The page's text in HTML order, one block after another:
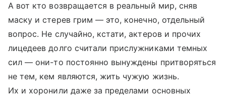
А вот кто возвращается в реальный мир, сняв
маску и стерев грим — это, конечно, отдельный
вопрос. Не случайно, кстати, актеров и прочих
лицедеев долго считали прислужниками темных
сил — они-то постоянно вынуждены притворяться
не тем, кем являются, жить чужую жизнь.
Их и хоронили даже за пределами основных